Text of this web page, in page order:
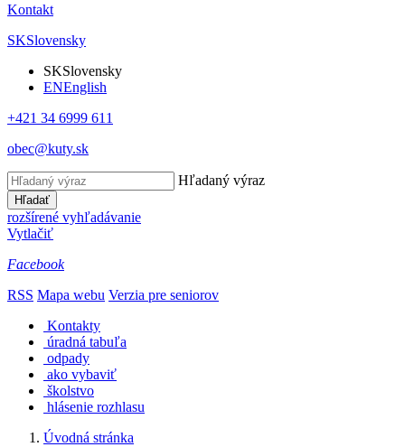
Kontakt
SKSlovensky
SKSlovensky
ENEnglish
+421 34 6999 611
obec@kuty.sk
Hľadaný výraz
Hľadať
rozšírené vyhľadávanie
Vytlačiť
Facebook
RSS Mapa webu Verzia pre seniorov
Kontakty
úradná tabuľa
odpady
ako vybaviť
školstvo
hlásenie rozhlasu
Úvodná stránka